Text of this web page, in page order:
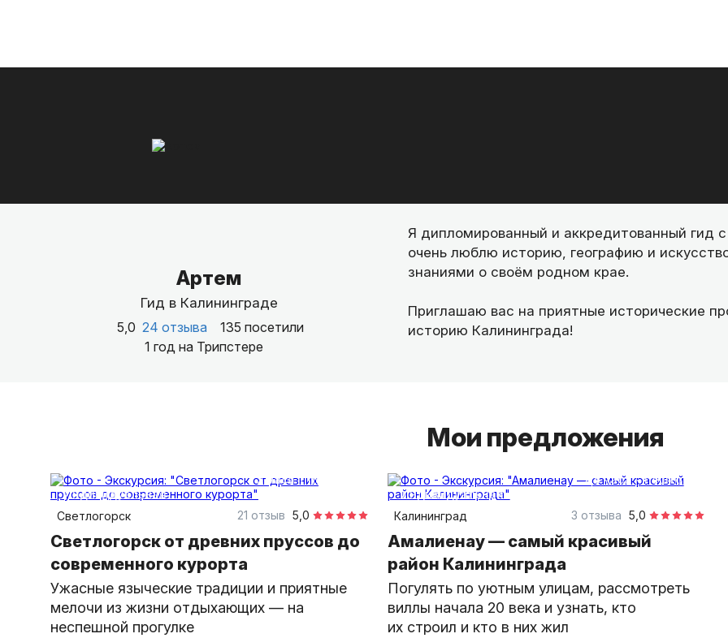
Артем
Гид в Калининграде
5,0 24 отзыва
135 посетили
1 год на Трипстере
Я дипломированный и аккредитованный гид
очень люблю историю, географию и
знаниями о своём родном крае.
Приглашаю вас на приятные исторические
историю Калининграда!
Мои предложения
2 часа
пешком
индивидуальная
Светлогорск
5,0
21 отзыв
Светлогорск от древних пруссов до
современного курорта
Ужасные языческие традиции и приятные
мелочи из жизни отдыхающих — на
неспешной прогулке
2,5 часа
пешком
индивидуальная
Калининград
5,0
3 отзыва
Амалиенау — самый красивый
район Калининграда
Погулять по уютным улицам, рассмотреть
виллы начала 20 века и узнать, кто
их строил и кто в них жил